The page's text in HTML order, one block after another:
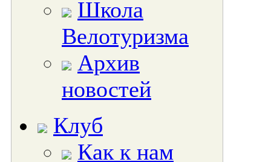
Школа
Велотуризма
Архив
новостей
Клуб
Как к нам